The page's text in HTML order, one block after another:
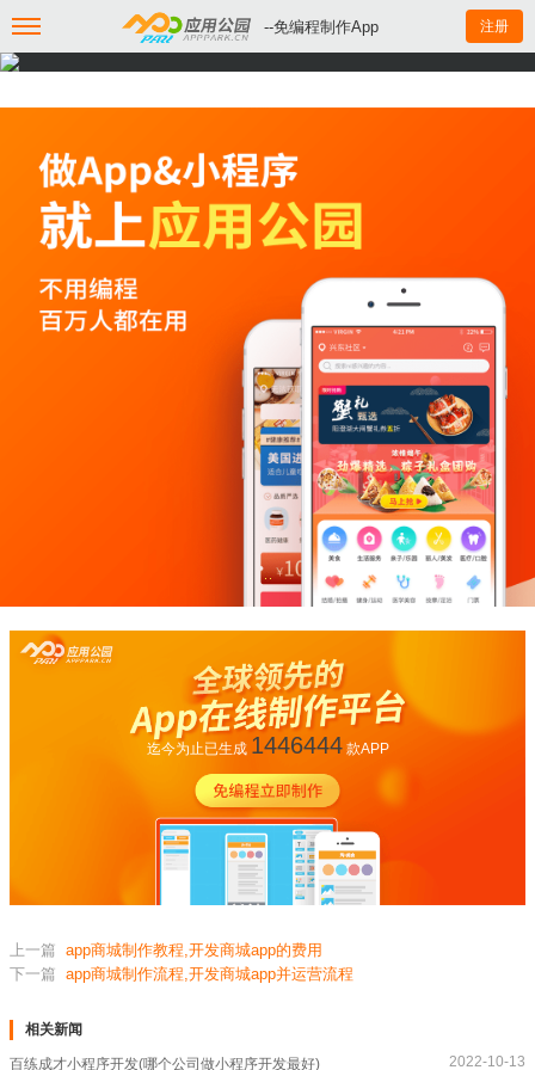
--免编程制作App 注册
迄今为止已生成 1446444款APP
上一篇 app商城制作教程,开发商城app的费用
下一篇 app商城制作流程,开发商城app并运营流程
相关新闻
百练成才小程序开发(哪个公司做小程序开发最好) 2022-10-13